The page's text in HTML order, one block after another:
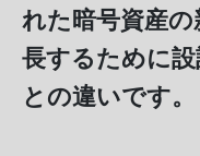
れた暗号資産
長するために
との違いです。